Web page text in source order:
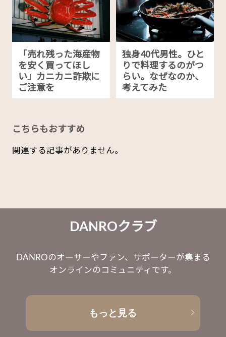
「売れ残った海産物
を安く買ってほし
い」カニカニ詐欺に
ご注意を
独身40代男性。ひと
りで料理するのがつ
らい。なぜなのか、
考えてみた
こちらもおすすめ
関連する記事がありません。
DANROクラブ
DANROのオーサーやファン、サポーターが集まる
オンラインのコミュニティです。
もっと見る